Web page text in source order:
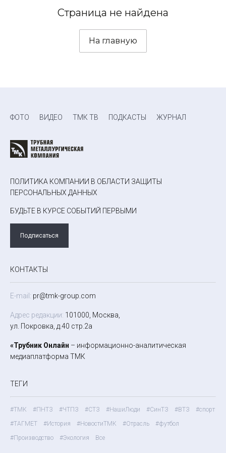
Страница не найдена
На главную
ФОТО ВИДЕО ТМК ТВ ПОДКАСТЫ ЖУРНАЛ
ПОЛИТИКА КОМПАНИИ В ОБЛАСТИ ЗАЩИТЫ
ПЕРСОНАЛЬНЫХ ДАННЫХ
БУДЬТЕ В КУРСЕ СОБЫТИЙ ПЕРВЫМИ
Подписаться
КОНТАКТЫ
E-mail: pr@tmk-group.com
Адрес редакции: 101000, Москва,
ул. Покровка, д.40 стр.2а
«Трубник Онлайн – информационно-аналитическая
медиаплатформа ТМК
ТЕГИ
#ТМК #ПНТЗ #ЧТПЗ #СТЗ #НашиЛюди #СинТЗ #ВТЗ
#спорт
#ТАГМЕТ
#История #НовостиТМК #Отрасль
#футбол
#Производство
#Экология Все